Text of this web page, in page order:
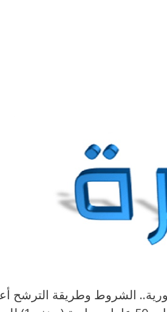
حراسة بكامل تراب الجمهورية.. الشروط